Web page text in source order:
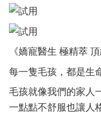
《嬌寵醫生 極精萃
每一隻毛孩，都是生
毛孩就像我們的家人
一點點不舒服也讓人